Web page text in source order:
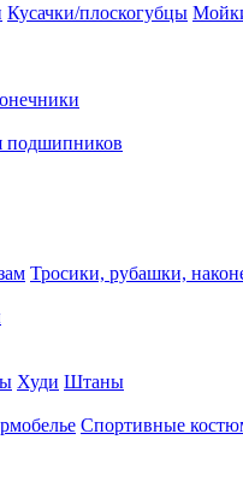
Кусачки/плоскогубцы
подшипников
Тросики, рубашки,
Худи Штаны
Спортивные